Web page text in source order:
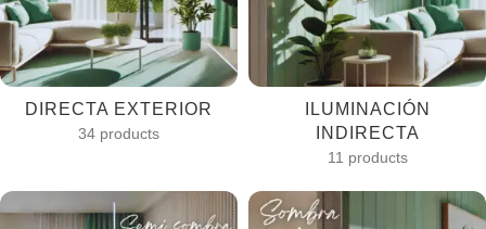
DIRECTA EXTERIOR
34 products
ILUMINACIÓN
INDIRECTA
11 products